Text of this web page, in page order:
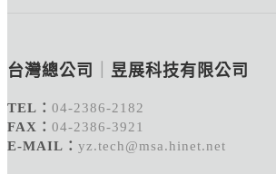
台灣總公司 昱展科技有限公司
TEL： 04-2386-2182
FAX： 04-2386-3921
E-MAIL： yz.tech@msa.hinet.net